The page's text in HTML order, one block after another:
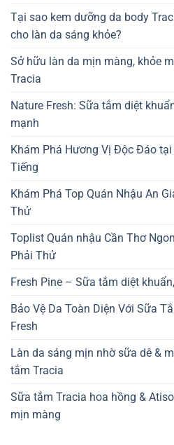
Tại sao kem dưỡng da body
cho làn da sáng khỏe?
Sở hữu làn da mịn màng, khỏe
Tracia
Nature Fresh: Sữa tắm diệt
mạnh
Khám Phá Hương Vị Độc Đáo
Tiếng
Khám Phá Top Quán Nhậu An
Thử
Toplist Quán nhậu Cần Thơ
Phải Thử
Fresh Pine – Sữa tắm diệt
Bảo Vệ Da Toàn Diện Với Sữa
Fresh
Làn da sáng mịn nhờ sữa dê &
tắm Tracia
Sữa tắm Tracia hoa hồng &
mịn màng